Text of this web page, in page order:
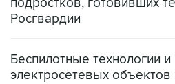
Росгвардии
Беспилотные технологии
электросетевых